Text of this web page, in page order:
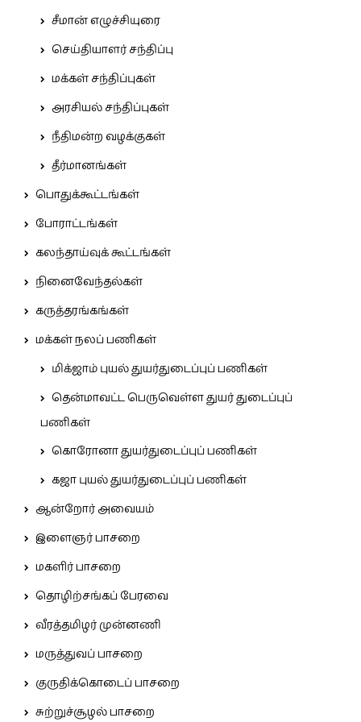
சீமான் எழுச்சியுரை
செய்தியாளர் சந்திப்பு
மக்கள் சந்திப்புகள்
அரசியல் சந்திப்புகள்
நீதிமன்ற வழக்குகள்
தீர்மானங்கள்
பொதுக்கூட்டங்கள்
போராட்டங்கள்
கலந்தாய்வுக் கூட்டங்கள்
நினைவேந்தல்கள்
கருத்தரங்கங்கள்
மக்கள் நலப் பணிகள்
மிக்ஜாம் புயல் துயர்துடைப்புப் பணிகள்
தென்மாவட்ட பெருவெள்ள துயர் துடைப்புப்
பணிகள்
கொரோனா துயர்துடைப்புப் பணிகள்
கஜா புயல் துயர்துடைப்புப் பணிகள்
ஆன்றோர் அவையம்
இளைஞர் பாசறை
மகளிர் பாசறை
தொழிற்சங்கப் பேரவை
வீரத்தமிழர் முன்னணி
மருத்துவப் பாசறை
குருதிக்கொடைப் பாசறை
சுற்றுச்சூழல் பாசறை